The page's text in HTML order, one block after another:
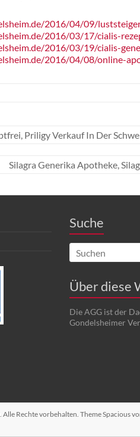
2016/04/09/
2016/03/17/cialis-
2016/03/19/cialis-
2016/04/08/online-
Priligy Verkauf In Der
Silagra Generika Apotheke,
Suche
Über diese
Die AGG ist der
Gondelsheimer
. Alle Rechte vorbehalten. ThemeSpacious